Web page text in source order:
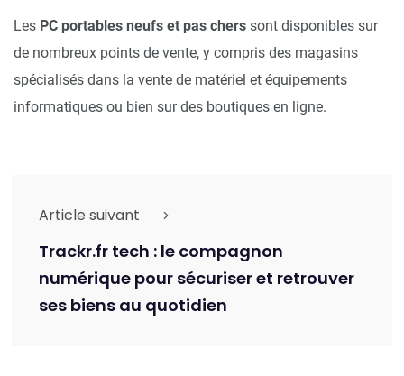
Les PC portables neufs et pas chers sont disponibles sur
de nombreux points de vente, y compris des magasins
spécialisés dans la vente de matériel et équipements
informatiques ou bien sur des boutiques en ligne.
Article suivant
Trackr.fr tech : le compagnon
numérique pour sécuriser et retrouver
ses biens au quotidien